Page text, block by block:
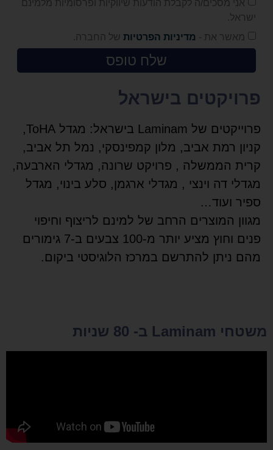
אני מסכים/ה לקבלת הודעות שיווקיות ופרסומיות מלמינם
ישראל.
מאשר את - מדיניות הפרטיות של החברה.
שלח טופס
פרויקטים בישראל
פרוייקטים של Laminam בישראל: מגדל ToHA,
קניון רמת אביב, מלון קמפינסקי, נמל תל אביב,
קרית הממשלה , פרויקט שרונה, מגדלי הארבעה,
מגדלי דה וינצי , מגדלי ארגמן, סלע בינוי, מגדל
ספיר ועוד…
מגוון המוצרים הרחב של למינם לריצוף וחיפוי
פנים וחוץ מציע יותר מ-100 צבעים ב-7 גימורים
מהם ניתן להתרשם במרכז הלוגיסטי ביקום.
משטחי Laminam ב- 80 שניות